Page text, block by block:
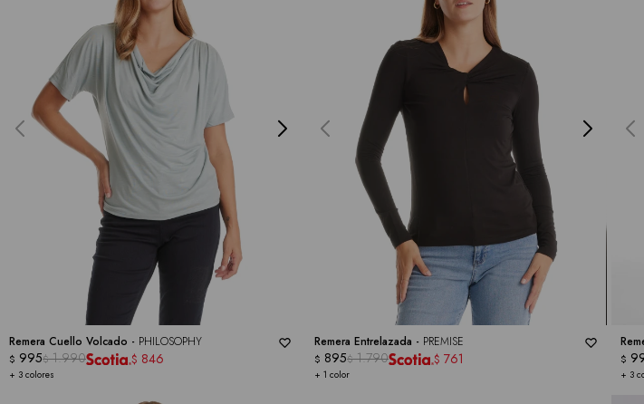
Remera Cuello Volcado - PHILOSOPHY
+ 3 colores
$ 995$ 1.990 $ 846
Remera Entrelazada - PREMISE
+ 1 color
$ 895$ 1.790 $ 761
+ 3
$